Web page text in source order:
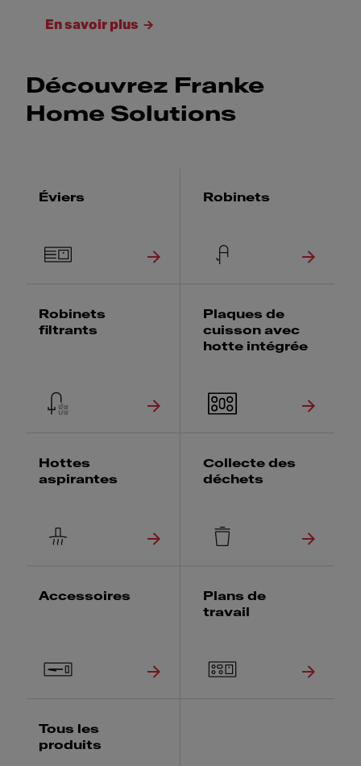
En savoir plus
Découvrez Franke
Home Solutions
Éviers Robinets
Robinets
filtrants
Plaques de
cuisson avec
hotte intégrée
Hottes
aspirantes
Collecte des
déchets
Accessoires
Plans de
travail
Tous les
produits